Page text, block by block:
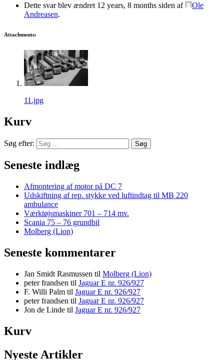
Dette svar blev ændret 12 years, 8 months siden af
Ole
Andreasen.
Attachments:
11.jpg
Kurv
Søg efter:
Seneste indlæg
Afmontering af motor på DC 7
Udskiftning af rep. stykke ved luftindtag til MB 220
ambulance
Værktøjsmaskiner 701 – 714 mv.
Scania 75 – 76 grundbil
Molberg (Lion)
Seneste kommentarer
Jan Smidt Rasmussen til Molberg (Lion)
peter frandsen til Jaguar E nr. 926/927
F. Willi Palm til Jaguar E nr. 926/927
peter frandsen til Jaguar E nr. 926/927
Jon de Linde til Jaguar E nr. 926/927
Kurv
Nyeste Artikler